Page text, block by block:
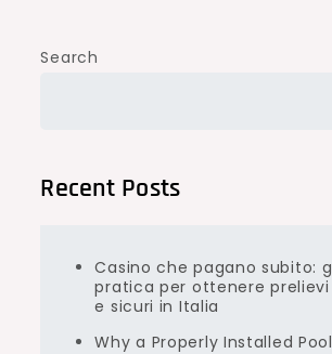
Search
Recent Posts
Casino che pagano subito:
pratica per ottenere
e sicuri in Italia
Why a Properly Installed